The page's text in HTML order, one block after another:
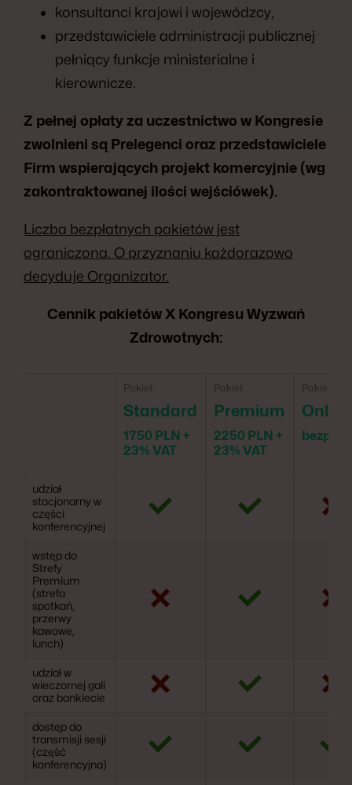
konsultanci krajowi i wojewódzcy,
przedstawiciele administracji publicznej
pełniący funkcje ministerialne i
kierownicze.
Z pełnej opłaty za uczestnictwo w Kongresie
zwolnieni są Prelegenci oraz przedstawiciele
Firm wspierających projekt komercyjnie (wg
zakontraktowanej ilości wejściówek).
Liczba bezpłatnych pakietów jest
ograniczona. O przyznaniu każdorazowo
decyduje Organizator.
Cennik pakietów X Kongresu Wyzwań
Zdrowotnych:
Pakiet
Standard
1750 PLN +
23% VAT
Pakiet
Premium
2250 PLN +
23% VAT
Pakiet
Online
udział
stacjonarny w
części
konferencyjnej
wstęp do
Strefy
Premium
(strefa
spotkań,
przerwy
kawowe,
lunch)
udział w
wieczornej gali
oraz bankiecie
dostęp do
transmisji sesji
(część
konferencyjna)